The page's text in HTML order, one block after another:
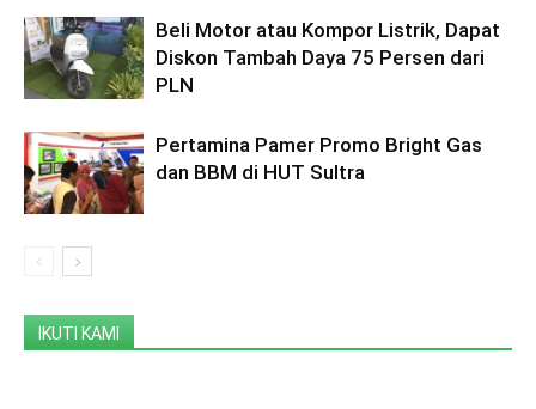
Beli Motor atau Kompor Listrik, Dapat
Diskon Tambah Daya 75 Persen dari
PLN
Pertamina Pamer Promo Bright Gas
dan BBM di HUT Sultra
IKUTI KAMI